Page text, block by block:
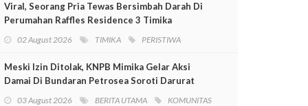
Viral, Seorang Pria Tewas Bersimbah Darah Di
Perumahan Raffles Residence 3 Timika
02 August 2026 TIMIKA PERISTIWA
Meski Izin Ditolak, KNPB Mimika Gelar Aksi
Damai Di Bundaran Petrosea Soroti Darurat
03 August 2026 BERITA UTAMA KOMUNITAS